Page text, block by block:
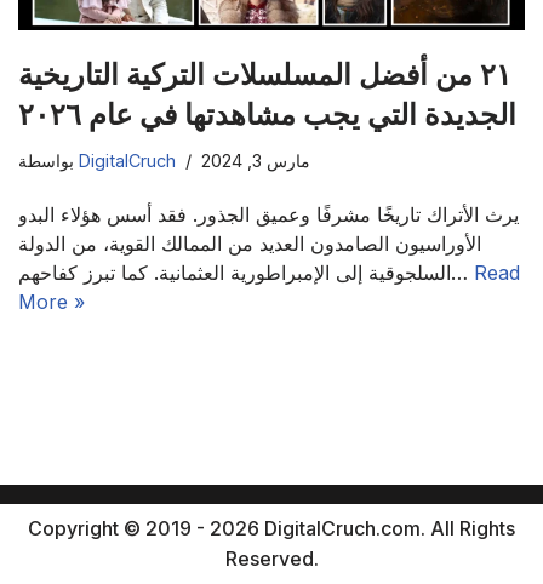
٢١ من أفضل المسلسلات التركية التاريخية
الجديدة التي يجب مشاهدتها في عام ٢٠٢٦
DigitalCruch مارس 3, 2024
يرث الأتراك تاريخًا مشرفًا وعميق الجذور. فقد أسس هؤلاء البدو
الأوراسيون الصامدون العديد من الممالك القوية، من الدولة
السلجوقية إلى الإمبراطورية العثمانية. كما تبرز كفاحهم… Read
More »
Copyright © 2019 - 2026 DigitalCruch.com. All Rights
Reserved.